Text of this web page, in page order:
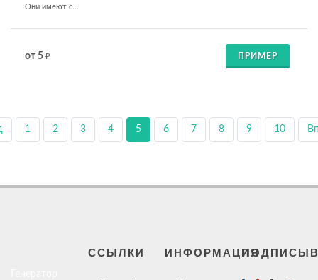
Они имеют с...
от 5 ₽ ПРИМЕР
1 2 3 4 5 6 7 8 9 10
ССЫЛКИ ИНФОРМАЦИЯ